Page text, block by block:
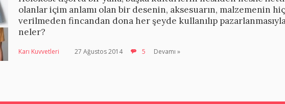
olanlar içim anlamı olan bir desenin, aksesuarın, malzemenin
verilmeden fincandan dona her şeyde kullanılıp
neler?
Karı Kuvvetleri 27 Ağustos 2014 5 Devamı »